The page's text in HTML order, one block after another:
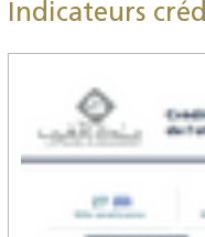
Indicateurs